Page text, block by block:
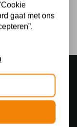
gaat met ons